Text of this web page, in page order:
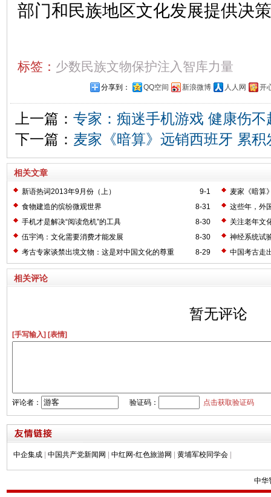
部门和民族地区文化发展提供决
标签： 少数民族文物保护注入智库力量
分享到： QQ空间 新浪微博 人人网 开
上一篇： 专家：痴迷手机游戏 健康伤不
下一篇： 麦家《暗算》远销西班牙 累积
相关文章
9-1
新语热词2013年9月份（上）
麦家《暗算
8-31
食物建造的缤纷微观世界
这些年，外
8-30
手机才是解决“阅读危机”的工具
关注老年文
8-30
伍宇鸿：文化需要消费才能发展
神经系统试
8-29
考古专家谈禁出境文物：这是对中国文化的尊重 中国考古走
相关评论
暂无评论
[手写输入] [表情]
评论者： 验证码： 点击获取验证码
中企集成 | 中国共产党新闻网 | 中红网-红色旅游网 | 黄埔军校同学会 |
中华